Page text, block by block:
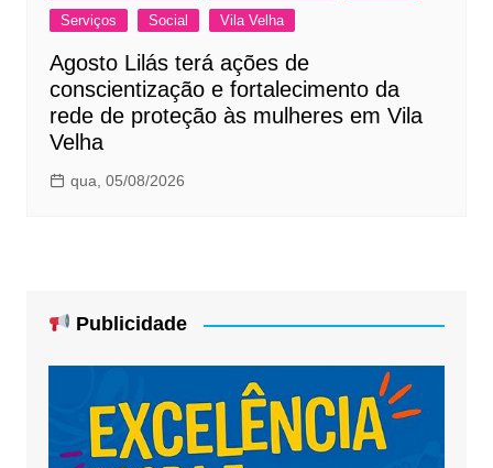
Serviços
Social Vila Velha
Agosto Lilás terá ações de
conscientização e fortalecimento da
rede de proteção às mulheres em Vila
Velha
qua, 05/08/2026
Publicidade